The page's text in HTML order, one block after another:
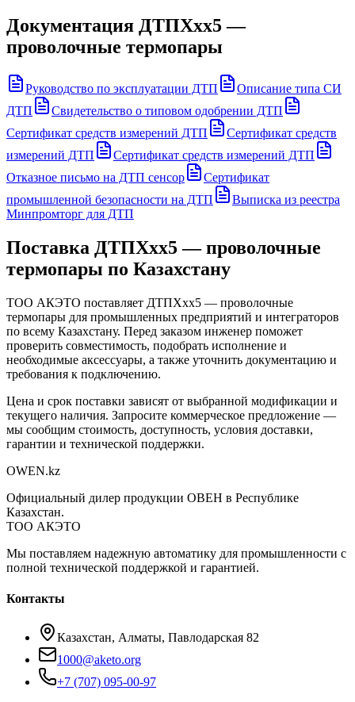
Документация ДТПХхх5 —
проволочные термопары
Руководство по эксплуатации ДТП
Описание типа СИ
ДТП
Свидетельство о типовом одобрении ДТП
Сертификат средств измерений ДТП
Сертификат средств
измерений ДТП
Сертификат средств измерений ДТП
Отказное письмо на ДТП сенсор
Сертификат
промышленной безопасности на ДТП
Выписка из реестра
Минпромторг для ДТП
Поставка ДТПХхх5 — проволочные
термопары по Казахстану
ТОО АКЭТО поставляет ДТПХхх5 — проволочные
термопары для промышленных предприятий и интеграторов
по всему Казахстану. Перед заказом инженер поможет
проверить совместимость, подобрать исполнение и
необходимые аксессуары, а также уточнить документацию и
требования к подключению.
Цена и срок поставки зависят от выбранной модификации и
текущего наличия. Запросите коммерческое предложение —
мы сообщим стоимость, доступность, условия доставки,
гарантии и технической поддержки.
OWEN.kz
Официальный дилер продукции ОВЕН в Республике
Казахстан.
ТОО АКЭТО
Мы поставляем надежную автоматику для промышленности с
полной технической поддержкой и гарантией.
Контакты
Казахстан, Алматы, Павлодарская 82
1000@aketo.org
+7 (707) 095-00-97